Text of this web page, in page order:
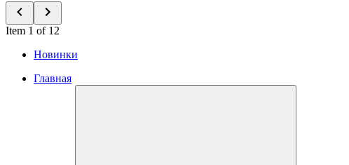
Item 1 of 12
Новинки
Главная